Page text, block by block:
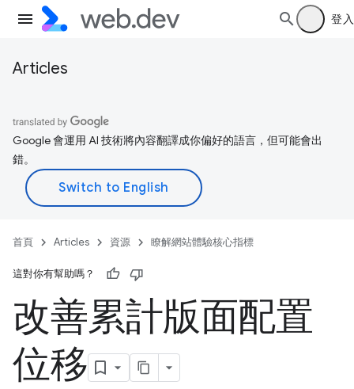
登入
Articles
Google 會運用 AI 技術將內容翻譯成你偏好的語言，但可能會出
錯。
首頁 Articles 資源 瞭解網站體驗核心指標
這對你有幫助嗎？
改善累計版面配置
位移